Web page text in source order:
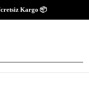
Kargo 📦